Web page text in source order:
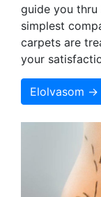
guide you
simplest
carpets are
your
Elolvasom →